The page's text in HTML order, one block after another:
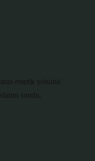
estetik yönünü
sundu.